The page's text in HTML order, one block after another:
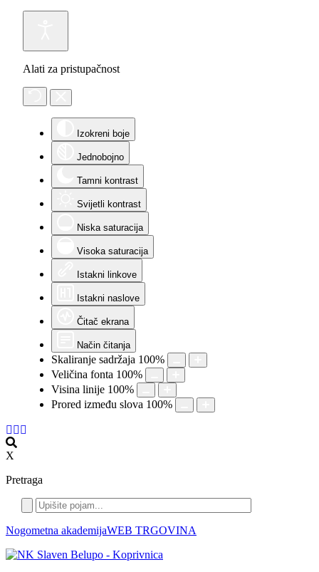
Alati za pristupačnost
Izokreni boje
Jednobojno
Tamni kontrast
Svijetli kontrast
Niska saturacija
Visoka saturacija
Istakni linkove
Istakni naslove
Čitač ekrana
Način čitanja
Skaliranje sadržaja 100%
Veličina fonta 100%
Visina linije 100%
Prored između slova 100%
X
Pretraga
Nogometna akademijaWEB TRGOVINA